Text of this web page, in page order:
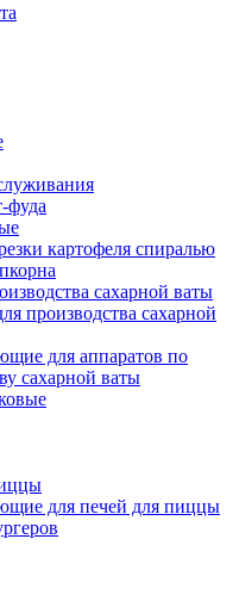
фуда
картофеля спиралью
сахарной ваты
производства сахарной
для аппаратов по
сахарной ваты
для печей для пиццы